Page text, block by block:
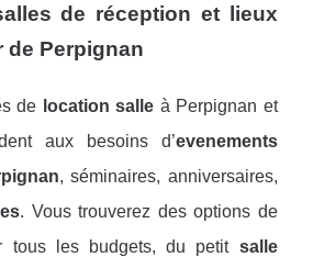
de réception et lieux
de Perpignan
de location salle à Perpignan et
aux besoins d’evenements
, séminaires, anniversaires,
. Vous trouverez des options de
tous les budgets, du petit salle